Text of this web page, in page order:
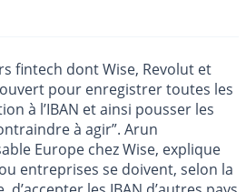
fintech dont Wise, Revolut et
pour enregistrer toutes les
à l’IBAN et ainsi pousser les
à agir”. Arun
Europe chez Wise, explique
entreprises se doivent, selon la